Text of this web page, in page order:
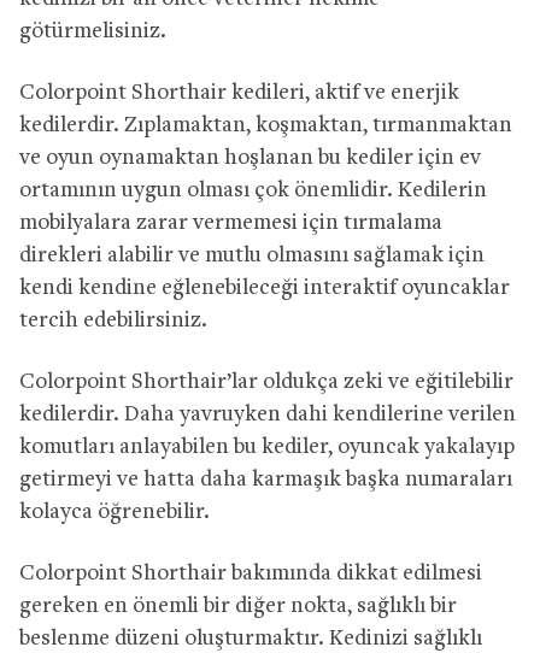
götürmelisiniz.
Colorpoint Shorthair kedileri, aktif ve enerjik
kedilerdir. Zıplamaktan, koşmaktan, tırmanmaktan
ve oyun oynamaktan hoşlanan bu kediler için ev
ortamının uygun olması çok önemlidir. Kedilerin
mobilyalara zarar vermemesi için tırmalama
direkleri alabilir ve mutlu olmasını sağlamak için
kendi kendine eğlenebileceği interaktif oyuncaklar
tercih edebilirsiniz.
Colorpoint Shorthair’lar oldukça zeki ve eğitilebilir
kedilerdir. Daha yavruyken dahi kendilerine verilen
komutları anlayabilen bu kediler, oyuncak yakalayıp
getirmeyi ve hatta daha karmaşık başka numaraları
kolayca öğrenebilir.
Colorpoint Shorthair bakımında dikkat edilmesi
gereken en önemli bir diğer nokta, sağlıklı bir
beslenme düzeni oluşturmaktır. Kedinizi sağlıklı